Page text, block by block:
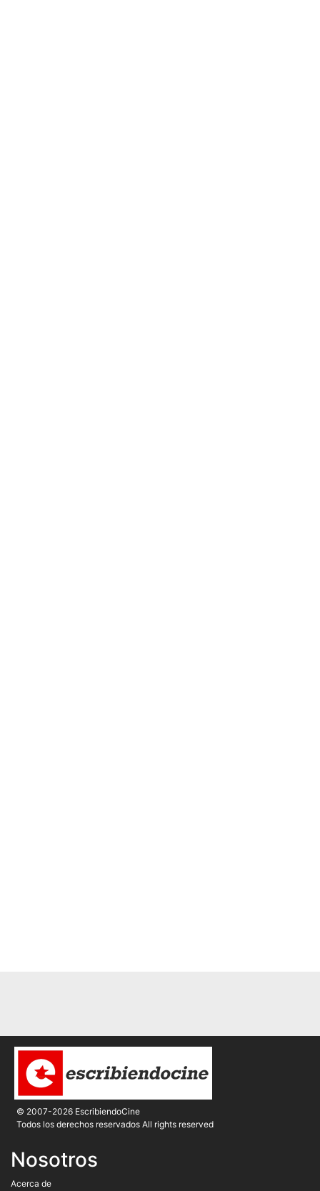
© 2007-2026 EscribiendoCine
Todos los derechos reservados All rights reserved
Nosotros
Acerca de